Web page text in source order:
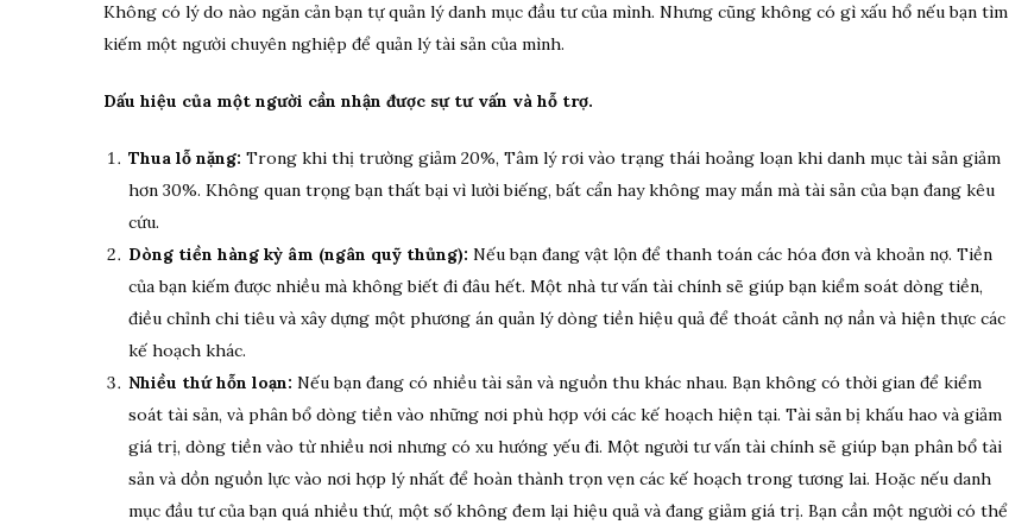
Không có lý do nào ngăn cản bạn tự quản lý danh mục đầu tư của mình. Nhưng cũng không có gì xấu hổ nếu bạn tìm
kiếm một người chuyên nghiệp để quản lý tài sản của mình.
Dấu hiệu của một người cần nhận được sự tư vấn và hỗ trợ.
Thua lỗ nặng: Trong khi thị trường giảm 20%, Tâm lý rơi vào trạng thái hoảng loạn khi danh mục tài sản giảm
hơn 30%. Không quan trọng bạn thất bại vì lười biếng, bất cẩn hay không may mắn mà tài sản của bạn đang kêu
cứu.
Dòng tiền hàng kỳ âm (ngân quỹ thủng): Nếu bạn đang vật lộn để thanh toán các hóa đơn và khoản nợ. Tiền
của bạn kiếm được nhiều mà không biết đi đâu hết. Một nhà tư vấn tài chính sẽ giúp bạn kiểm soát dòng tiền,
điều chỉnh chi tiêu và xây dựng một phương án quản lý dòng tiền hiệu quả để thoát cảnh nợ nần và hiện thực các
kế hoạch khác.
Nhiều thứ hỗn loạn: Nếu bạn đang có nhiều tài sản và nguồn thu khác nhau. Bạn không có thời gian để kiểm
soát tài sản, và phân bổ dòng tiền vào những nơi phù hợp với các kế hoạch hiện tại. Tài sản bị khấu hao và giảm
giá trị, dòng tiền vào từ nhiều nơi nhưng có xu hướng yếu đi. Một người tư vấn tài chính sẽ giúp bạn phân bổ tài
sản và dồn nguồn lực vào nơi hợp lý nhất để hoàn thành trọn vẹn các kế hoạch trong tương lai. Hoặc nếu danh
mục đầu tư của bạn quá nhiều thứ, một số không đem lại hiệu quả và đang giảm giá trị. Bạn cần một người có thể